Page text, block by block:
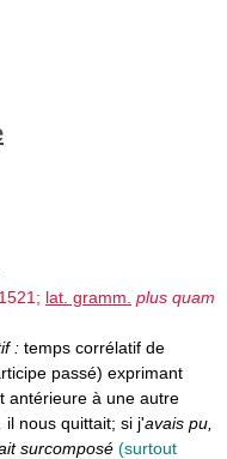
lat. gramm. plus quam
: temps corrélatif de
passé) exprimant
antérieure à une autre
il nous quittait; si j'avais pu,
surcomposé (surtout